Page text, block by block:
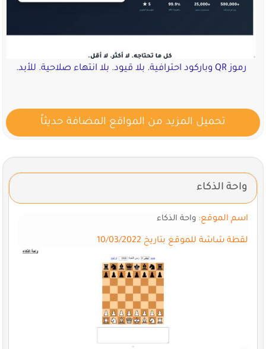
رموز QR وباركود احترافية. بلا قيود. بلا انتهاء صلاحية. للأبد.
تحميل المزيد من المواقع المضافة حديثاً
واحة الذكاء
اسم الموقع:واحة الذكاء
لقطة شاشة للموقع بتاريخ 10/03/2022